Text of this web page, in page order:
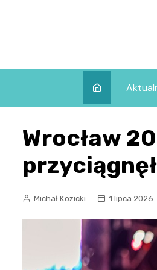
Wrocław
Michał Kozicki 1 lipca 2026